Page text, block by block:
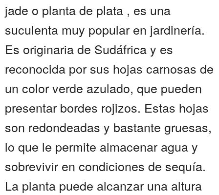
jade o planta de plata , es una
suculenta muy popular en jardinería.
Es originaria de Sudáfrica y es
reconocida por sus hojas carnosas de
un color verde azulado, que pueden
presentar bordes rojizos. Estas hojas
son redondeadas y bastante gruesas,
lo que le permite almacenar agua y
sobrevivir en condiciones de sequía.
La planta puede alcanzar una altura